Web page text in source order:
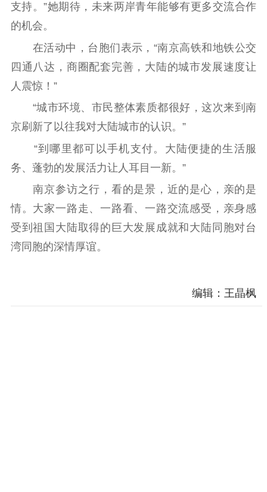
文化产业
统计分析
数字出版
新闻发布工作备
电影
服务
理论宣讲
共建共享平台
政工继续教育学
习平台
支持。”她期待，未来两岸青年能够有更多交流合作
的机会。
在活动中，台胞们表示，“南京高铁和地铁公交
四通八达，商圈配套完善，大陆的城市发展速度让
人震惊！”
“城市环境、市民整体素质都很好，这次来到南
京刷新了以往我对大陆城市的认识。”
“到哪里都可以手机支付。大陆便捷的生活服
务、蓬勃的发展活力让人耳目一新。”
南京参访之行，看的是景，近的是心，亲的是
情。大家一路走、一路看、一路交流感受，亲身感
受到祖国大陆取得的巨大发展成就和大陆同胞对台
湾同胞的深情厚谊。
编辑：王晶枫